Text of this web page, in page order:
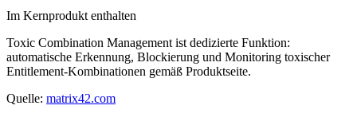
Im Kernprodukt enthalten
Toxic Combination Management ist dedizierte Funktion:
automatische Erkennung, Blockierung und Monitoring toxischer
Entitlement-Kombinationen gemäß Produktseite.
Quelle: matrix42.com